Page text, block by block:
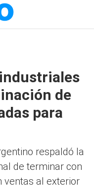
de
para
respaldó la
de terminar con
ventas al exterior